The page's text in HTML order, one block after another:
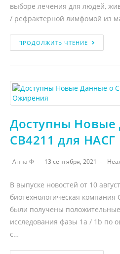
выборе лечения для людей,
/ рефрактерной лимфомой из
ПРОДОЛЖИТЬ ЧТЕНИЕ
Доступны Новые
CB4211 для
Анна Ф 13 сентября, 2021
В выпуске новостей от 10
биотехнологическая
были получены
исследования фазы 1a / 1b по
с…